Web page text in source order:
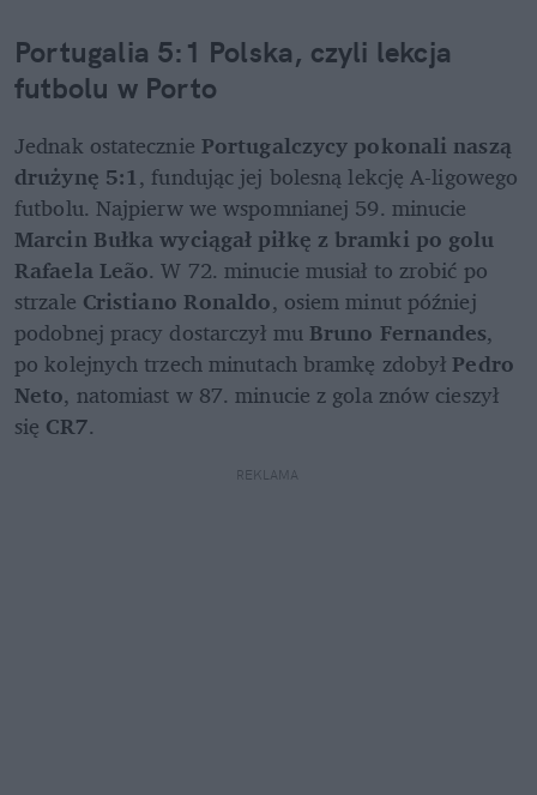
Portugalia 5:1 Polska, czyli lekcja
futbolu w Porto
Jednak ostatecznie Portugalczycy pokonali naszą
drużynę 5:1, fundując jej bolesną lekcję A-ligowego
futbolu. Najpierw we wspomnianej 59. minucie
Marcin Bułka wyciągał piłkę z bramki po golu
Rafaela Leão. W 72. minucie musiał to zrobić po
strzale Cristiano Ronaldo, osiem minut później
podobnej pracy dostarczył mu Bruno Fernandes,
po kolejnych trzech minutach bramkę zdobył Pedro
Neto, natomiast w 87. minucie z gola znów cieszył
się CR7.
REKLAMA